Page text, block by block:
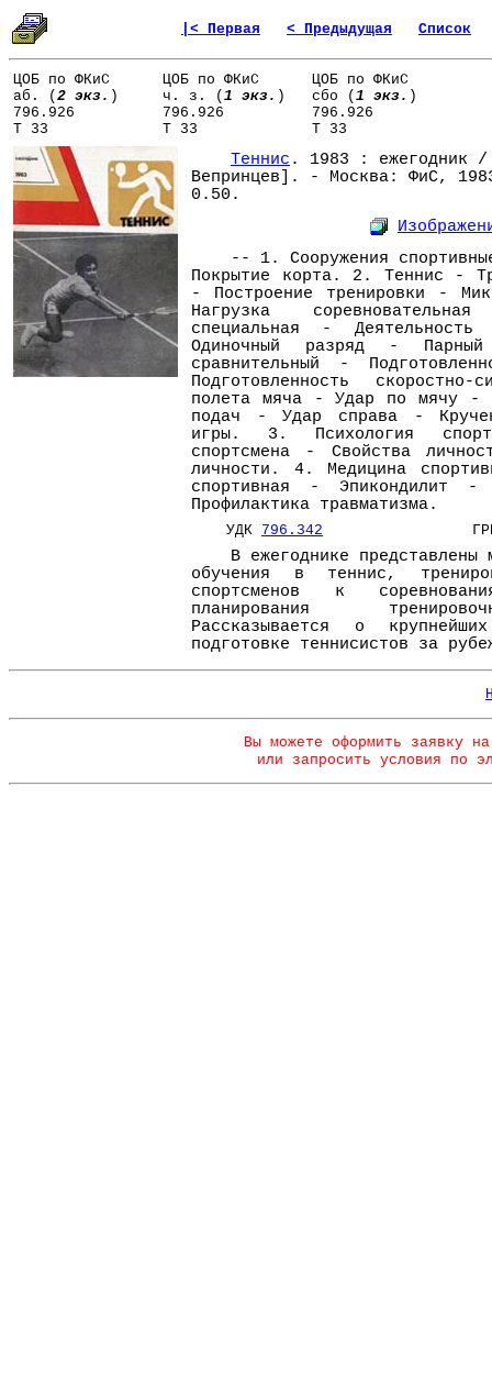
|< Первая < Предыдущая Список
ЦОБ по ФКиС
аб. ( 2 экз. )
796.926
Т 33
ЦОБ по ФКиС
ч. з. ( 1 экз. )
796.926
Т 33
ЦОБ по ФКиС
сбо ( 1 экз. )
796.926
Т 33
Теннис . 1983 : ежегодник
Вепринцев]. - Москва: ФиС,
0.50.
-- 1. Сооружения
Покрытие корта. 2. Теннис -
- Построение тренировки -
Нагрузка
специальная - Деятельность
Одиночный разряд -
сравнительный -
Подготовленность
полета мяча - Удар по мячу -
подач - Удар справа -
игры. 3. Психология
спортсмена - Свойства
личности. 4. Медицина
спортивная - Эпикондилит
Профилактика травматизма.
УДК 796.342
В ежегоднике представлены
обучения в теннис,
спортсменов к
планирования
Рассказывается о
подготовке теннисистов за
Вы можете оформить заявку
или запросить условия по